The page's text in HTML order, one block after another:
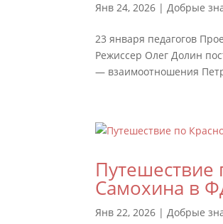
Янв 24, 2026 |Добрые
23 января педагогов
Режиссер Олег Долин
— взаимоотношения
Путешествие
Самохина в
Янв 22, 2026 |Добрые